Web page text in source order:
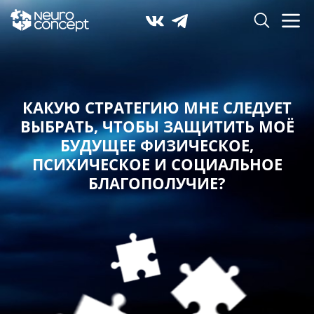
КАКУЮ СТРАТЕГИЮ МНЕ СЛЕДУЕТ
ВЫБРАТЬ,ЧТОБЫ ЗАЩИТИТЬ МОЁ
БУДУЩЕЕ ФИЗИЧЕСКОЕ,
ПСИХИЧЕСКОЕ И СОЦИАЛЬНОЕ
БЛАГОПОЛУЧИЕ?